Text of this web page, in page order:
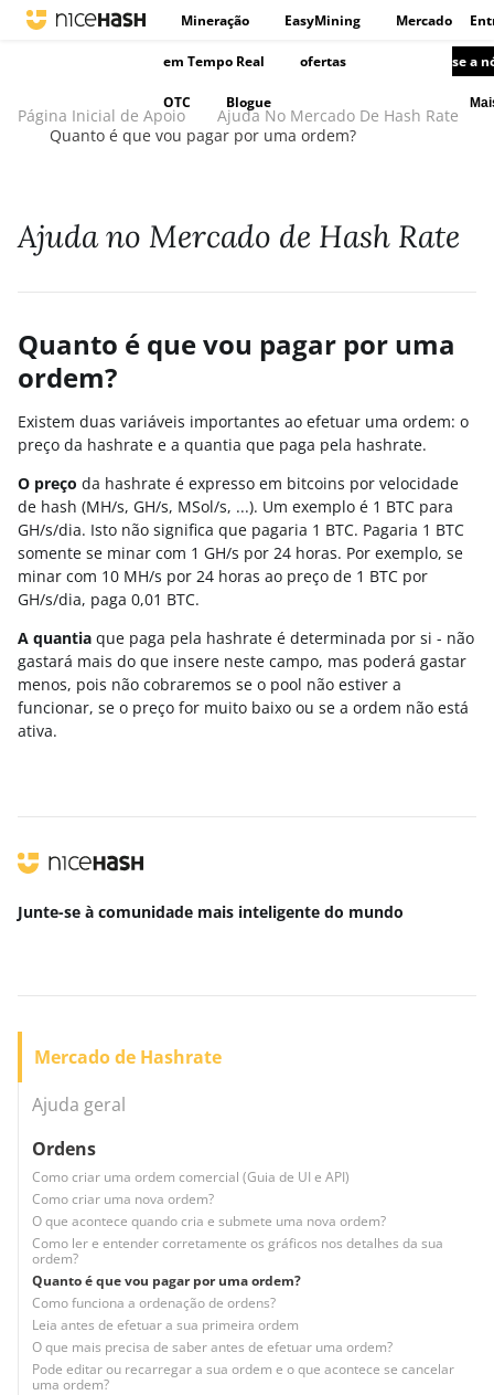
Mineração EasyMining Mercado
em Tempo Real ofertas
OTC Blogue
se a
Página Inicial de Apoio
Ajuda No Mercado De Hash Rate
Quanto é que vou pagar por uma ordem?
Ajuda no Mercado de Hash Rate
Quanto é que vou pagar por uma
ordem?
Existem duas variáveis importantes ao efetuar uma ordem: o
preço da hashrate e a quantia que paga pela hashrate.
O preço da hashrate é expresso em bitcoins por velocidade
de hash (MH/s, GH/s, MSol/s, ...). Um exemplo é 1 BTC para
GH/s/dia. Isto não significa que pagaria 1 BTC. Pagaria 1 BTC
somente se minar com 1 GH/s por 24 horas. Por exemplo, se
minar com 10 MH/s por 24 horas ao preço de 1 BTC por
GH/s/dia, paga 0,01 BTC.
A quantia que paga pela hashrate é determinada por si - não
gastará mais do que insere neste campo, mas poderá gastar
menos, pois não cobraremos se o pool não estiver a
funcionar, se o preço for muito baixo ou se a ordem não está
ativa.
Junte-se à comunidade mais inteligente do mundo
Mercado de Hashrate
Ajuda geral
Ordens
Como criar uma ordem comercial (Guia de UI e API)
Como criar uma nova ordem?
O que acontece quando cria e submete uma nova ordem?
Como ler e entender corretamente os gráficos nos detalhes da sua
ordem?
Quanto é que vou pagar por uma ordem?
Como funciona a ordenação de ordens?
Leia antes de efetuar a sua primeira ordem
O que mais precisa de saber antes de efetuar uma ordem?
Pode editar ou recarregar a sua ordem e o que acontece se cancelar
uma ordem?